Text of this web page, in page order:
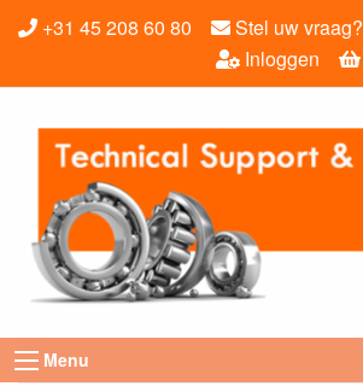
+31 45 208 60 80
Stel uw vraag?
Inloggen
Menu